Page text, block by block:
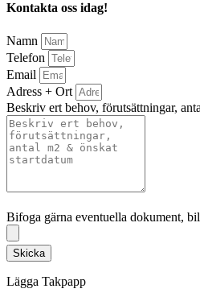
Kontakta oss idag!
Namn
Telefon
Email
Adress + Ort
Beskriv ert behov, förutsättningar,
Bifoga gärna eventuella dokument,
Skicka
Lägga Takpapp